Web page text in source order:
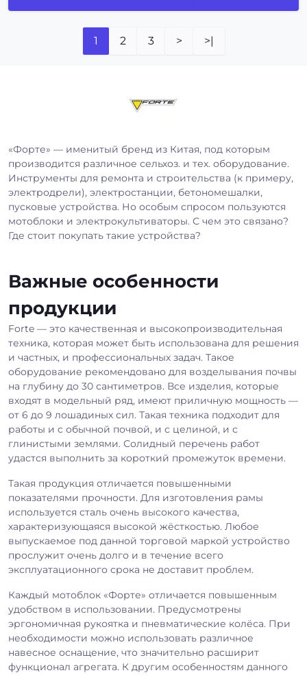
1 2 3 > >|
«Форте» — именитый бренд из Китая, под которым
производится различное сельхоз. и тех. оборудование.
Инструменты для ремонта и строительства (к примеру,
электродрели), электростанции, бетономешалки,
пусковые устройства. Но особым спросом пользуются
мотоблоки и электрокультиваторы. С чем это связано?
Где стоит покупать такие устройства?
Важные особенности
продукции
Forte — это качественная и высокопроизводительная
техника, которая может быть использована для решения
и частных, и профессиональных задач. Такое
оборудование рекомендовано для возделывания почвы
на глубину до 30 сантиметров. Все изделия, которые
входят в модельный ряд, имеют приличную мощность —
от 6 до 9 лошадиных сил. Такая техника подходит для
работы и с обычной почвой, и с целиной, и с
глинистыми землями. Солидный перечень работ
удастся выполнить за короткий промежуток времени.
Такая продукция отличается повышенными
показателями прочности. Для изготовления рамы
используется сталь очень высокого качества,
характеризующаяся высокой жёсткостью. Любое
выпускаемое под данной торговой маркой устройство
прослужит очень долго и в течение всего
эксплуатационного срока не доставит проблем.
Каждый мотоблок «Форте» отличается повышенным
удобством в использовании. Предусмотрены
эргономичная рукоятка и пневматические колёса. При
необходимости можно использовать различное
навесное оснащение, что значительно расширит
функционал агрегата. К другим особенностям данного